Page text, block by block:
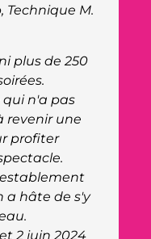
toutes nos
preuve de
avec
ce qui a de
expérience à
une première
été très positif,
à jouer sur